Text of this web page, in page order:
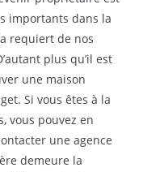
importants dans la
requiert de nos
plus qu’il est
une maison
Si vous êtes à la
vous pouvez en
une agence
demeure la